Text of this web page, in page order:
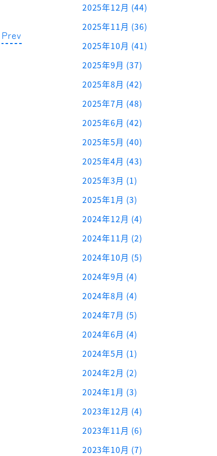
Prev
2025年12月 (44)
2025年11月 (36)
2025年10月 (41)
2025年9月 (37)
2025年8月 (42)
2025年7月 (48)
2025年6月 (42)
2025年5月 (40)
2025年4月 (43)
2025年3月 (1)
2025年1月 (3)
2024年12月 (4)
2024年11月 (2)
2024年10月 (5)
2024年9月 (4)
2024年8月 (4)
2024年7月 (5)
2024年6月 (4)
2024年5月 (1)
2024年2月 (2)
2024年1月 (3)
2023年12月 (4)
2023年11月 (6)
2023年10月 (7)